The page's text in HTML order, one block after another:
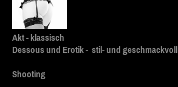
Akt - klassisch
Dessous und Erotik - stil- und geschmackvoll
Shooting